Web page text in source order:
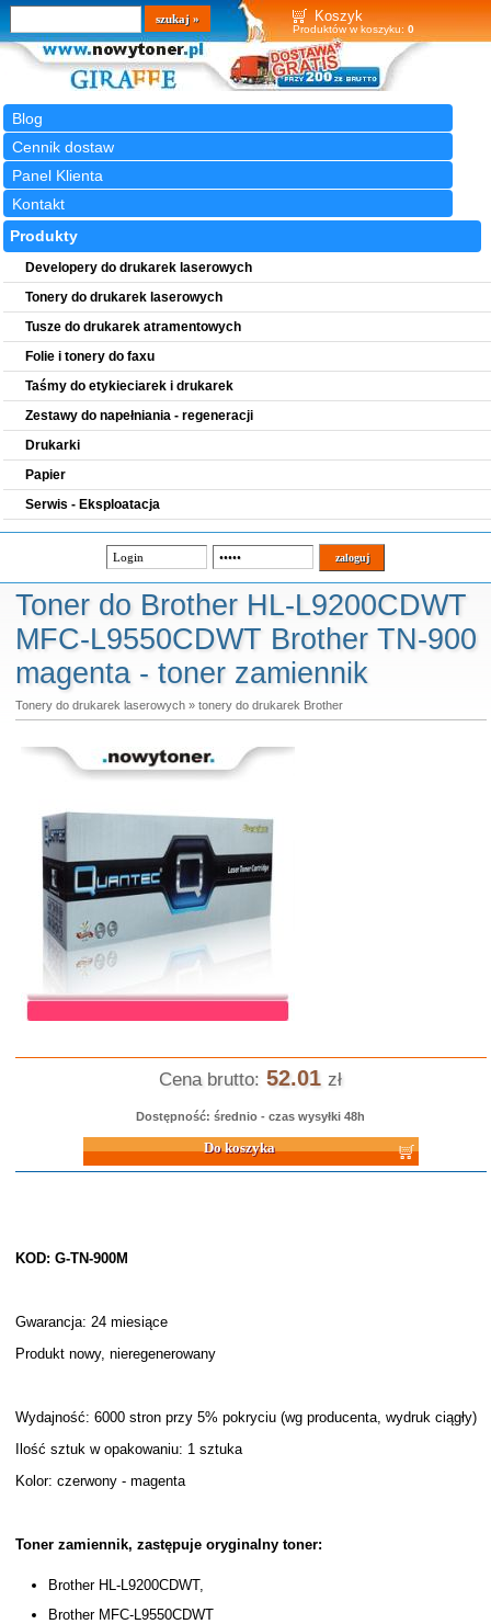
Koszyk
Produktów w koszyku: 0
Blog
Cennik dostaw
Panel Klienta
Kontakt
Wyszukiwarka
szukaj
Produkty
Developery do drukarek laserowych
Tonery do drukarek laserowych
Tusze do drukarek atramentowych
Folie i tonery do faxu
Taśmy do etykieciarek i drukarek
Zestawy do napełniania - regeneracji
Drukarki
Papier
Serwis - Eksploatacja
Toner do Brother HL-L9200CDWT
MFC-L9550CDWT Brother TN-900
magenta - toner zamiennik
Tonery do drukarek laserowych» tonery do drukarek Brother
Cena brutto: 52.01 zł
Dostępność: średnio - czas wysyłki 48h
Do koszyka
KOD: G-TN-900M
Gwarancja: 24 miesiące
Produkt nowy, nieregenerowany
Wydajność: 6000 stron przy 5% pokryciu (wg producenta, wydruk ciągły)
Ilość sztuk w opakowaniu: 1 sztuka
Kolor: czerwony - magenta
Toner zamiennik, zastępuje oryginalny toner:
Brother HL-L9200CDWT,
Brother MFC-L9550CDWT